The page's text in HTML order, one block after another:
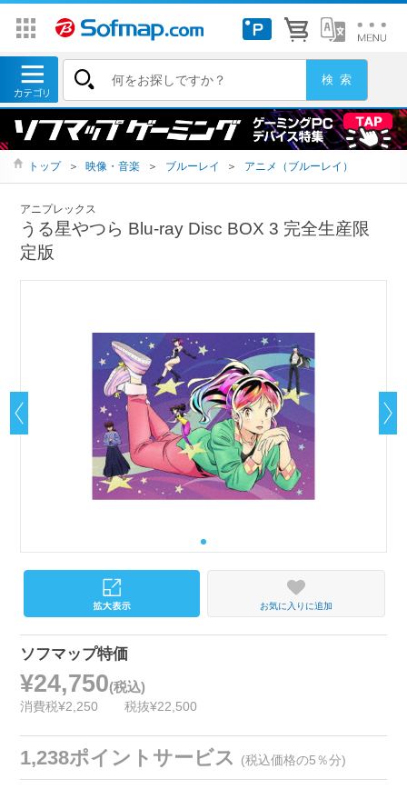
トップ ＞ 映像・音楽 ＞ ブルーレイ ＞ アニメ（ブルーレイ）
アニプレックス
うる星やつら Blu-ray Disc BOX 3 完全生産限
定版
お気に入りに追加
ソフマップ特価
¥24,750(税込)
消費税¥2,250 税抜¥22,500
1,238ポイントサービス (税込価格の5％分)